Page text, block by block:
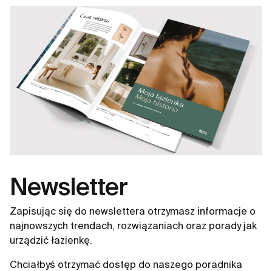
Newsletter
Zapisując się do newslettera otrzymasz informacje o
najnowszych trendach, rozwiązaniach oraz porady jak
urządzić łazienkę.
Chciałbyś otrzymać dostęp do naszego poradnika